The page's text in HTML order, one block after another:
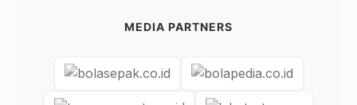
MEDIA PARTNERS